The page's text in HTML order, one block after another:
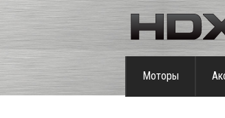
Моторы